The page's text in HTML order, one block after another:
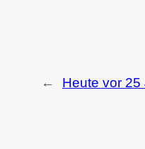
← Heute vor 25